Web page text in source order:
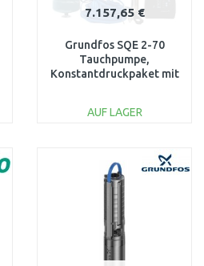
7.157,65 €
Grundfos SQE 2-70
Tauchpumpe,
Konstantdruckpaket mit
AUF LAGER
Vergleichen